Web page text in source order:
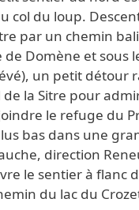
col du loup.
par un chemin
de Domène et sous
un petit détour
la Sitre pour
le refuge du
bas dans une
direction
le sentier à flanc
du lac du